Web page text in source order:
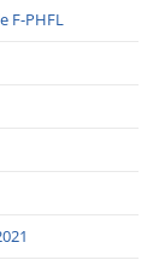
F-PHFL